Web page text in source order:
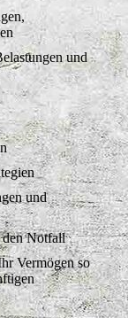
und
und
den Notfall
Vermögen so